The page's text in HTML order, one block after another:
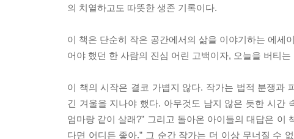
의 치열하고도 따뜻한 생존 기록이다.
이 책은 단순히 작은 공간에서의 삶을 이야기하는 에세
어야 했던 한 사람의 진심 어린 고백이자, 오늘을 버티
이 책의 시작은 결코 가볍지 않다. 작가는 법적 분쟁과
긴 겨울을 지나야 했다. 아무것도 남지 않은 듯한 시간
엄마랑 같이 살래?” 그리고 돌아온 아이들의 대답은 이
다면 어디든 좋아.” 그 순간 작가는 더 이상 무너질 수